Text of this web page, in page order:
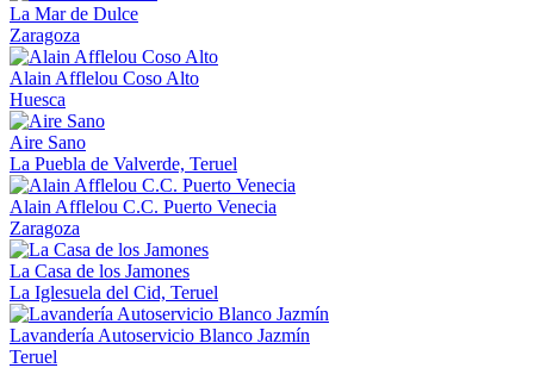
La Mar de Dulce
Zaragoza
Alain Afflelou Coso Alto
Huesca
Aire Sano
La Puebla de Valverde, Teruel
Alain Afflelou C.C. Puerto Venecia
Zaragoza
La Casa de los Jamones
La Iglesuela del Cid, Teruel
Lavandería Autoservicio Blanco Jazmín
Teruel